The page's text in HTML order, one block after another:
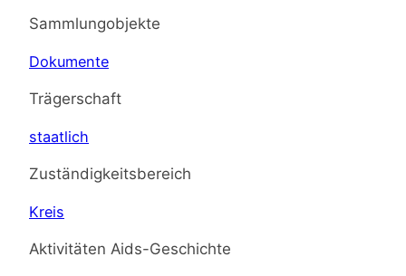
Sammlungobjekte
Dokumente
Trägerschaft
staatlich
Zuständigkeitsbereich
Kreis
Aktivitäten Aids-Geschichte